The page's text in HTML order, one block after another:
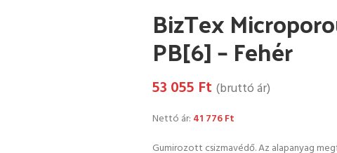
BizTex
PB[6] – Fehér
53 055 Ft (bruttó ár)
Nettó ár: 41 776Ft
Gumirozott csizmavédő. Az alapanyag